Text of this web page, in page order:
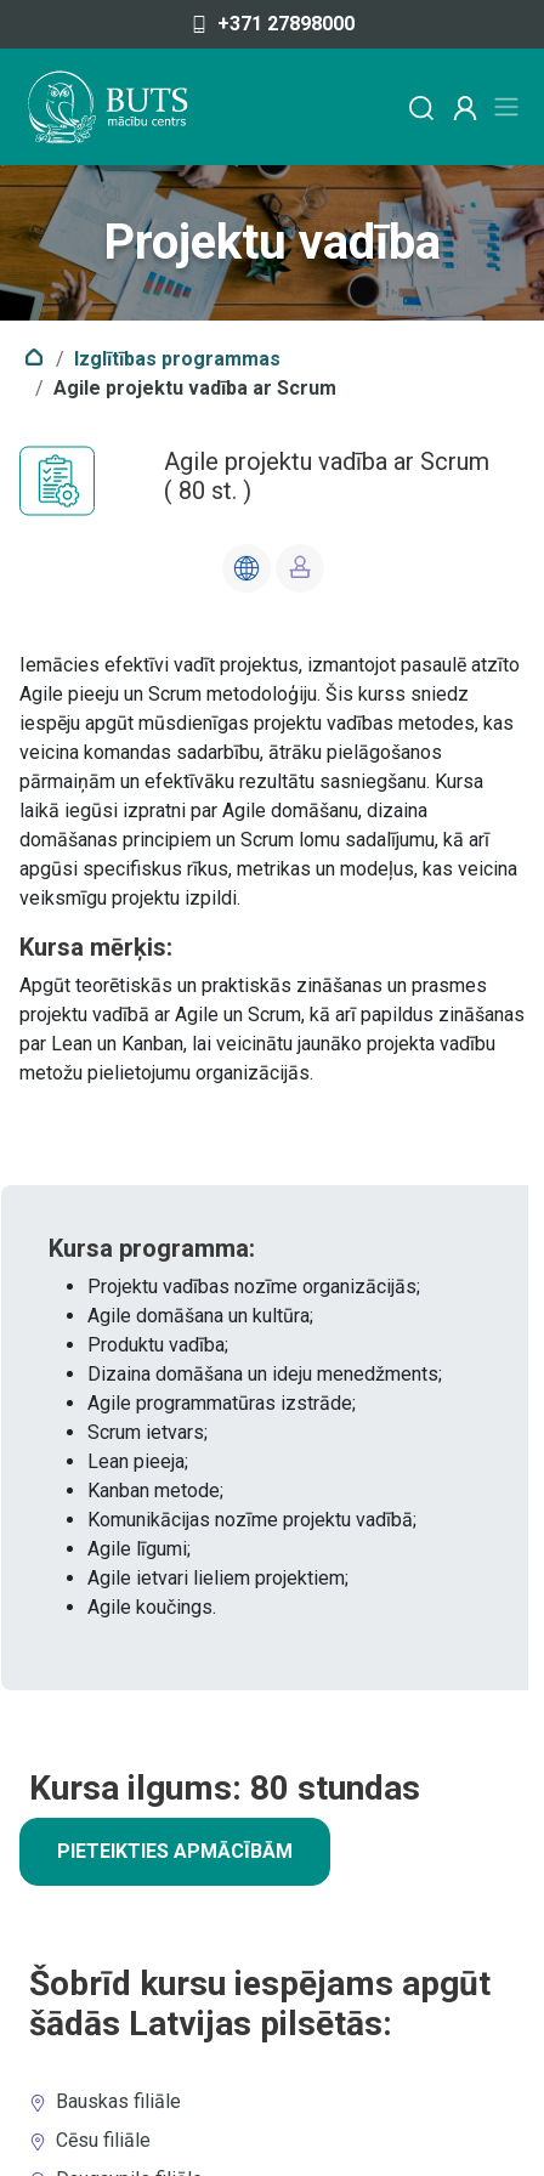
+371 27898000
Projektu vadība
Izglītības programmas
Agile projektu vadība ar Scrum
Agile projektu vadība ar Scrum
( 80 st. )
Iemācies efektīvi vadīt projektus, izmantojot pasaulē atzīto
Agile pieeju un Scrum metodoloģiju. Šis kurss sniedz
iespēju apgūt mūsdienīgas projektu vadības metodes, kas
veicina komandas sadarbību, ātrāku pielāgošanos
pārmaiņām un efektīvāku rezultātu sasniegšanu. Kursa
laikā iegūsi izpratni par Agile domāšanu, dizaina
domāšanas principiem un Scrum lomu sadalījumu, kā arī
apgūsi specifiskus rīkus, metrikas un modeļus, kas veicina
veiksmīgu projektu izpildi.
Kursa mērķis:
Apgūt teorētiskās un praktiskās zināšanas un prasmes
projektu vadībā ar Agile un Scrum, kā arī papildus zināšanas
par Lean un Kanban, lai veicinātu jaunāko projekta vadību
metožu pielietojumu organizācijās.
Kursa programma:
Projektu vadības nozīme organizācijās;
Agile domāšana un kultūra;
Produktu vadība;
Dizaina domāšana un ideju menedžments;
Agile programmatūras izstrāde;
Scrum ietvars;
Lean pieeja;
Kanban metode;
Komunikācijas nozīme projektu vadībā;
Agile līgumi;
Agile ietvari lieliem projektiem;
Agile koučings.
Kursa ilgums: 80 stundas
PIETEIKTIES APMĀCĪBĀM
Šobrīd kursu iespējams apgūt
šādās Latvijas pilsētās:
Bauskas filiāle
Cēsu filiāle